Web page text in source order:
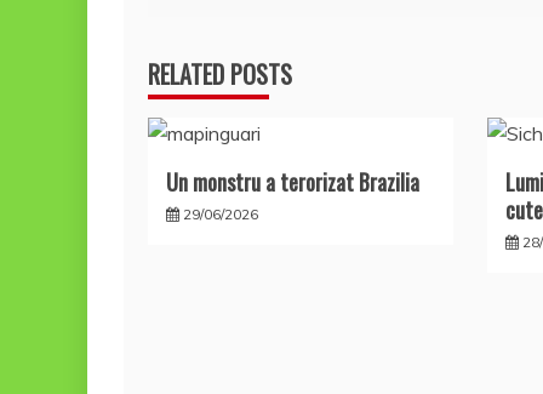
articole
RELATED POSTS
Un monstru a terorizat Brazilia
29/06/2026